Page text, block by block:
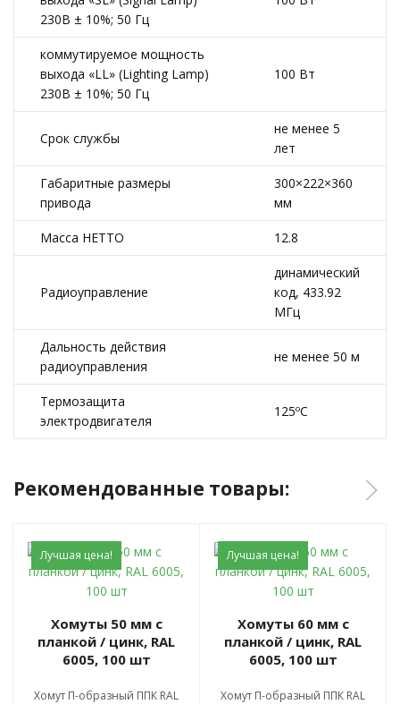
230B ± 10%; 50 Гц
коммутируемое мощность
выхода «LL» (Lighting Lamp)
230B ± 10%; 50 Гц
100 Вт
Срок службы
не менее 5
лет
Габаритные размеры
привода
300×222×360
мм
Масса НЕТТО 12.8
Радиоуправление
динамический
код, 433.92
МГц
Дальность действия
радиоуправления
не менее 50 м
Термозащита
электродвигателя
125ºС
Рекомендованные товары:
Лучшая цена!
Хомуты 50 мм с
планкой / цинк, RAL
6005, 100 шт
Хомут П-образный ППК RAL
Лучшая цена!
Хомуты 60 мм с
планкой / цинк, RAL
6005, 100 шт
Хомут П-образный ППК RAL